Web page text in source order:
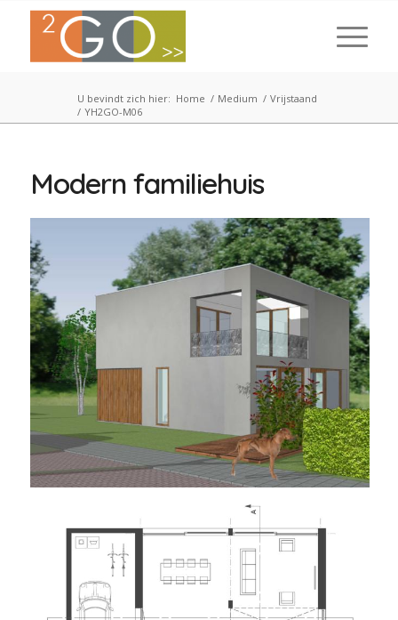
U bevindt zich hier: Home / Medium / Vrijstaand
/ YH2GO-M06
Modern familiehuis